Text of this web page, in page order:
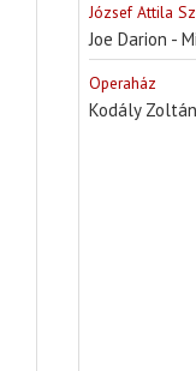
József Attila
Joe Darion -
Operaház
Kodály Zoltán